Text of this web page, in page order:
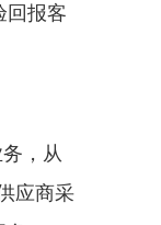
回报客
，从
应商采